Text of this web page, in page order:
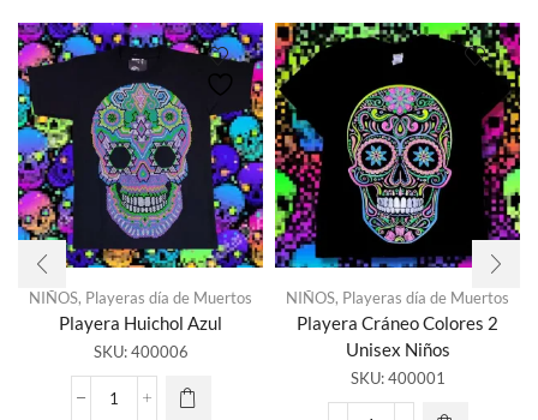
NIÑOS, Playeras día de Muertos
Playera Huichol Azul
SKU:400006
Playera
NIÑOS, Playeras día de Muertos
Playera Cráneo Colores 2
Unisex Niños
SKU:400001